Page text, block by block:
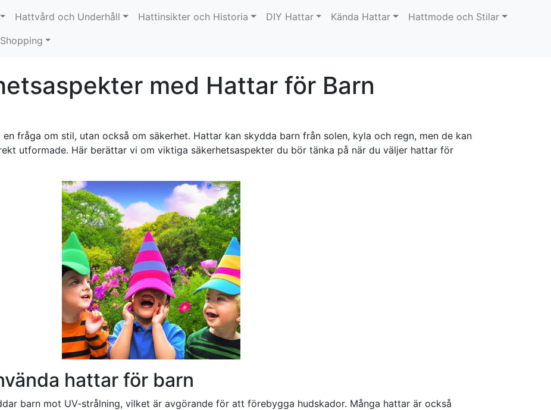
Hattvård och Underhåll Hattinsikter och Historia DIY Hattar Kända Hattar
Hattmode och Stilar
med Hattar för Barn
fråga om stil, utan också om säkerhet. Hattar kan skydda barn från solen, kyla och regn, men de kan
utformade. Här berättar vi om viktiga säkerhetsaspekter du bör tänka på när du väljer hattar för
hattar för barn
barn mot UV-strålning, vilket är avgörande för att förebygga hudskador. Många hattar är också